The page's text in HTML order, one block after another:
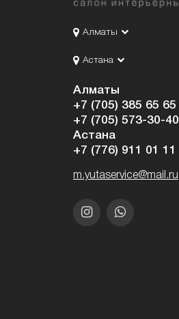
Алматы
Астана
Алматы
+7 (705) 385 65 65
+7 (705) 573-30-40
Астана
+7 (776) 911 01 11
m.yutaservice@mail.ru